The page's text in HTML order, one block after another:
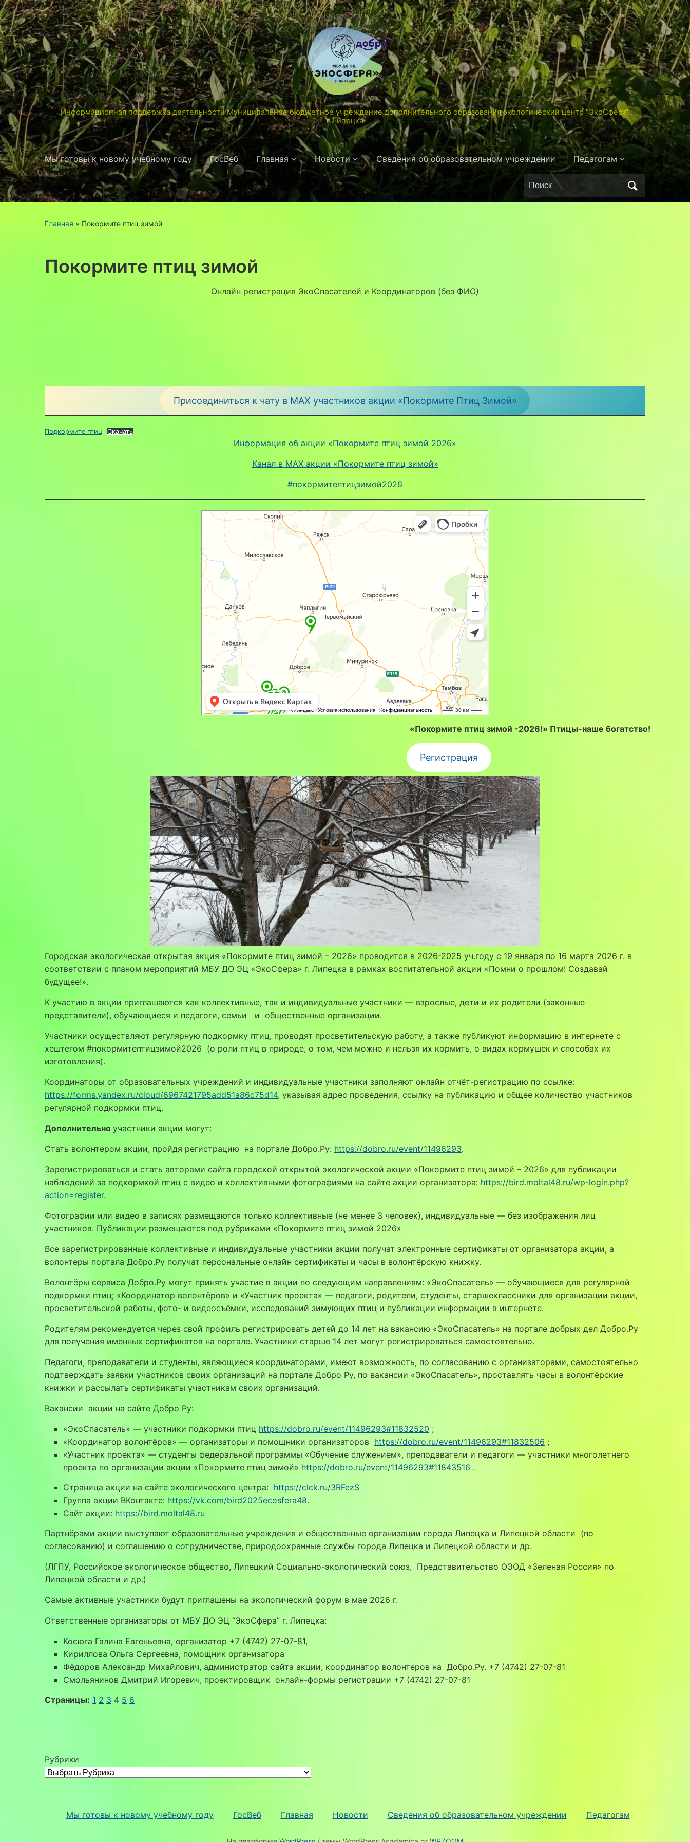
Информационная поддержка деятельности Муниципальное бюджетное учреждение дополнительного образования экологический центр "ЭкоСфера"
г.Липецка
Мы готовы к новому учебному году ГосВеб Главная Новости Сведения об образовательном учреждении Педагогам
Поиск
по:
Главная » Покормите птиц зимой
Покормите птиц зимой
Онлайн регистрация ЭкоСпасателей и Координаторов (без ФИО)
Присоединиться к чату в MAX участников акции «Покормите Птиц Зимой»
Подкормите птиц Скачать
Информация об акции «Покормите птиц зимой 2026»
Канал в MAX акции «Покормите птиц зимой»
#покормитептицзимой2026
Яндекс Карты
Участники акции «Покормите птиц зимой 2026»
«Покормите птиц зимой -2026!» Птицы-наше богатство!
Регистрация
Городская экологическая открытая акция «Покормите птиц зимой – 2026» проводится в 2026-2025 уч.году с 19 января по 16 марта 2026 г. в
соответствии с планом мероприятий МБУ ДО ЭЦ «ЭкоСфера» г. Липецка в рамках воспитательной акции «Помни о прошлом! Создавай
будущее!».
К участию в акции приглашаются как коллективные, так и индивидуальные участники — взрослые, дети и их родители (законные
представители), обучающиеся и педагоги, семьи и общественные организации.
Участники осуществляют регулярную подкормку птиц, проводят просветительскую работу, а также публикуют информацию в интернете с
хештегом #покормитептицзимой2026 (о роли птиц в природе, о том, чем можно и нельзя их кормить, о видах кормушек и способах их
изготовления).
Координаторы от образовательных учреждений и индивидуальные участники заполняют онлайн отчёт-регистрацию по ссылке:
https://forms.yandex.ru/cloud/6967421795add51a86c75d14, указывая адрес проведения, ссылку на публикацию и общее количество участников
регулярной подкормки птиц.
Дополнительно участники акции могут:
Стать волонтером акции, пройдя регистрацию на портале Добро.Ру: https://dobro.ru/event/11496293.
Зарегистрироваться и стать авторами сайта городской открытой экологической акции «Покормите птиц зимой – 2026» для публикации
наблюдений за подкормкой птиц с видео и коллективными фотографиями на сайте акции организатора: https://bird.moltal48.ru/wp-login.php?
action=register.
Фотографии или видео в записях размещаются только коллективные (не менее 3 человек), индивидуальные — без изображения лиц
участников. Публикации размещаются под рубриками «Покормите птиц зимой 2026»
Все зарегистрированные коллективные и индивидуальные участники акции получат электронные сертификаты от организатора акции, а
волонтеры портала Добро.Ру получат персональные онлайн сертификаты и часы в волонтёрскую книжку.
Волонтёры сервиса Добро.Ру могут принять участие в акции по следующим направлениям: «ЭкоСпасатель» — обучающиеся для регулярной
подкормки птиц; «Координатор волонтёров» и «Участник проекта» — педагоги, родители, студенты, старшеклассники для организации акции,
просветительской работы, фото- и видеосъёмки, исследований зимующих птиц и публикации информации в интернете.
Родителям рекомендуется через свой профиль регистрировать детей до 14 лет на вакансию «ЭкоСпасатель» на портале добрых дел Добро.Ру
для получения именных сертификатов на портале. Участники старше 14 лет могут регистрироваться самостоятельно.
Педагоги, преподаватели и студенты, являющиеся координаторами, имеют возможность, по согласованию с организаторами, самостоятельно
подтверждать заявки участников своих организаций на портале Добро Ру, по вакансии «ЭкоСпасатель», проставлять часы в волонтёрские
книжки и рассылать сертификаты участникам своих организаций.
Вакансии акции на сайте Добро Ру:
«ЭкоСпасатель» — участники подкормки птиц https://dobro.ru/event/11496293#11832520 ;
«Координатор волонтёров» — организаторы и помощники организаторов https://dobro.ru/event/11496293#11832506 ;
«Участник проекта» — студенты федеральной программы «Обучение служением», преподаватели и педагоги — участники многолетнего
проекта по организации акции «Покормите птиц зимой» https://dobro.ru/event/11496293#11843516 .
Страница акции на сайте экологического центра: https://clck.ru/3RFezS
Группа акции ВКонтакте: https://vk.com/bird2025ecosfera48.
Сайт акции: https://bird.moltal48.ru
Партнёрами акции выступают образовательные учреждения и общественные организации города Липецка и Липецкой области (по
согласованию) и соглашению о сотрудничестве, природоохранные службы города Липецка и Липецкой области и др.
(ЛГПУ, Российское экологическое общество, Липецкий Социально-экологический союз, Представительство ОЭОД «Зеленая Россия» по
Липецкой области и др.)
Самые активные участники будут приглашены на экологический форум в мае 2026 г.
Ответственные организаторы от МБУ ДО ЭЦ “ЭкоСфера” г. Липецка:
Косюга Галина Евгеньевна, организатор +7 (4742) 27-07-81,
Кириллова Ольга Сергеевна, помощник организатора
Фёдоров Александр Михайлович, администратор сайта акции, координатор волонтеров на Добро.Ру. +7 (4742) 27-07-81
Смольянинов Дмитрий Игоревич, проектировщик онлайн-формы регистрации +7 (4742) 27-07-81
Страницы: 1 2 3 4 5 6
Рубрики
Мы готовы к новому учебному году ГосВеб Главная Новости Сведения об образовательном учреждении Педагогам